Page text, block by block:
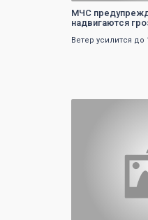
МЧС
надвигаются
Ветер усилится до